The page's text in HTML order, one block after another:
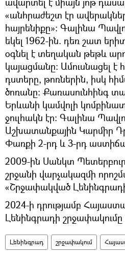
«անհրաժեշտ էր
հայրենիքը»: Գալինա
եկել 1962-ին. դեռ շատ
օգնել է տեղական թեթև
կայացմանը։ Ամուսնացել է
դստերը, թոռներին, իսկ
ծոռանը։ Քառասունհինգ
Երևանի կամվոլի
ջուլհակն էր։ Գալինա
Աշխատանքային Կարմիր
Փառքի 2-րդ և 3-րդ
2009-ին Սանկտ
շրջանի վարչակազմի
«Շրջափակված
2024-ի դրությամբ
Լենինգրադի
Լենինգրադ շրջափակում